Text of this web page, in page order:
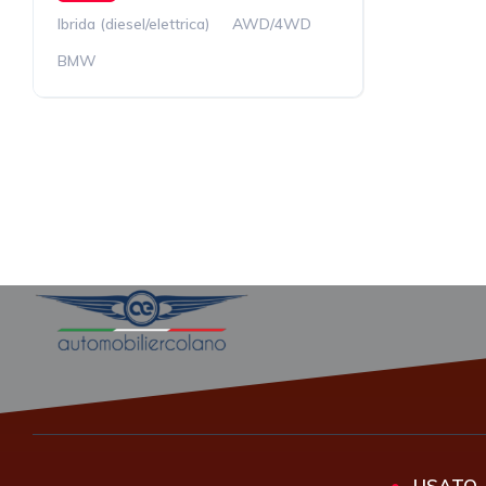
Ibrida (diesel/elettrica)
AWD/4WD
BMW